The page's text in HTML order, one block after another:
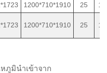
1200*710*1910 25
1200*710*1910 25
ภูมินำเข้าจาก